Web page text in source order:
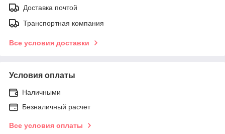
Доставка почтой
Транспортная компания
Все условия доставки
Условия оплаты
Наличными
Безналичный расчет
Все условия оплаты